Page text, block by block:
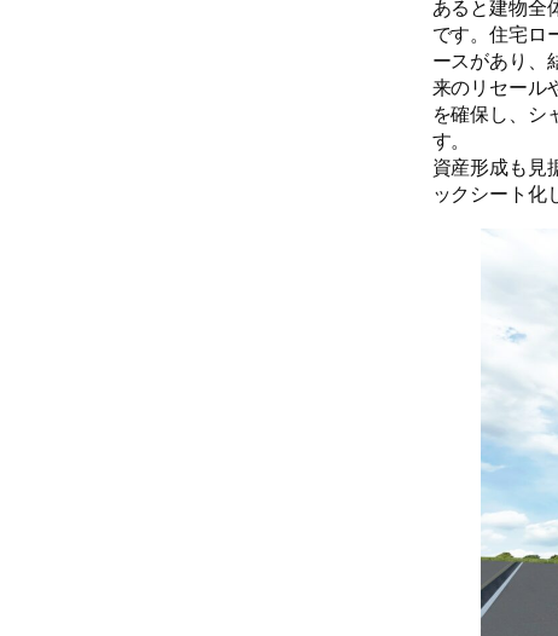
あると建物全
です。住宅ロ
ースがあり、
来のリセール
を確保し、シ
す。
資産形成も見
ックシート化